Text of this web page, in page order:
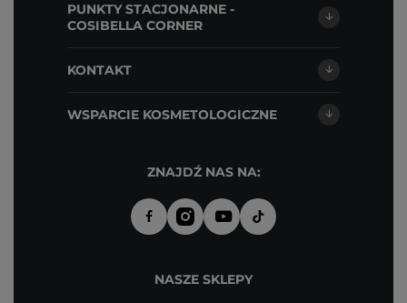
PUNKTY STACJONARNE -
COSIBELLA CORNER
KONTAKT
WSPARCIE KOSMETOLOGICZNE
ZNAJDŹ NAS NA:
NASZE SKLEPY